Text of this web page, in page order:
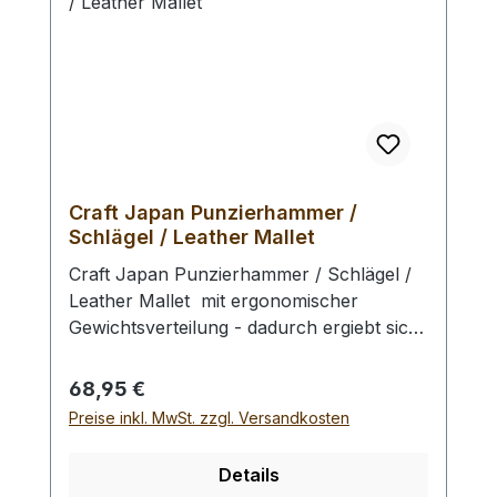
Craft Japan Punzierhammer /
Schlägel / Leather Mallet
Craft Japan Punzierhammer / Schlägel /
Leather Mallet mit ergonomischer
Gewichtsverteilung - dadurch ergiebt sich
und ein exzellentes Schlagbild. Der extrem
schlagfeste Schlägel - Kopf besteht aus
gefrästem Spezialkunststoff.. Der Griff ist
Schlagen von Punziereisen, Locheisen,
Regulärer Preis:
68,95 €
Preise inkl. MwSt. zzgl. Versandkosten
Details